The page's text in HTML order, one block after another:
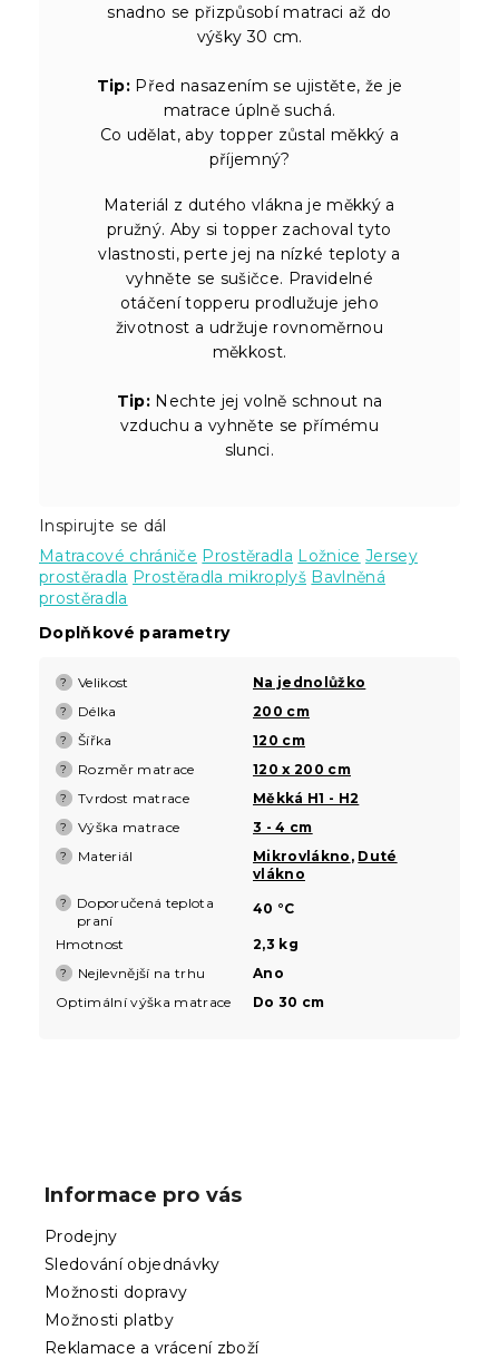
snadno se přizpůsobí matraci až do
výšky 30 cm.
Tip: Před nasazením se ujistěte, že je
matrace úplně suchá.
Co udělat, aby topper zůstal měkký a
příjemný?
Materiál z dutého vlákna je měkký a
pružný. Aby si topper zachoval tyto
vlastnosti, perte jej na nízké teploty a
vyhněte se sušičce. Pravidelné
otáčení topperu prodlužuje jeho
životnost a udržuje rovnoměrnou
měkkost.
Tip: Nechte jej volně schnout na
vzduchu a vyhněte se přímému
slunci.
Inspirujte se dál
Matracové chrániče Prostěradla Ložnice Jersey
prostěradla Prostěradla mikroplyš Bavlněná
prostěradla
Doplňkové parametry
? Velikost Na jednolůžko
? Délka 200 cm
? Šířka 120 cm
? Rozměr matrace 120 x 200 cm
? Tvrdost matrace Měkká H1 - H2
? Výška matrace 3 - 4 cm
? Materiál Mikrovlákno , Duté
vlákno
?
Doporučená teplota
praní
40 °C
Hmotnost 2,3 kg
? Nejlevnější na trhu
Ano
Optimální výška matrace
Do 30 cm
Informace pro vás
Prodejny
Sledování objednávky
Možnosti dopravy
Možnosti platby
Reklamace a vrácení zboží